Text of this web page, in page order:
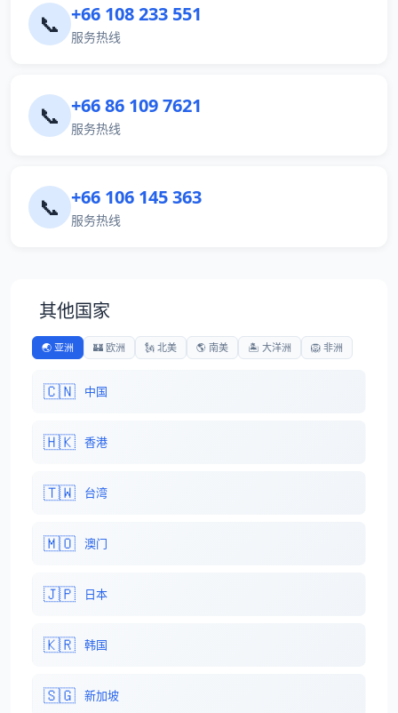
📞 +66 108 233 551
服务热线
📞 +66 86 109 7621
服务热线
📞 +66 106 145 363
服务热线
其他国家
🌏 亚洲 🏰 欧洲 🗽 北美 🌎 南美 🏝️ 大洋洲 🦁 非洲
🇨🇳 中国
🇭🇰 香港
🇹🇼 台湾
🇲🇴 澳门
🇯🇵 日本
🇰🇷 韩国
🇸🇬 新加坡